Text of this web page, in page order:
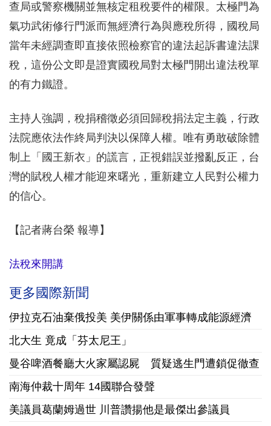
查局或警察機關並無核定租稅要件的權限。太極門為
氣功武術修行門派而無經濟行為與應稅所得，國稅局
當年未經調查即直接依照檢察官的違法起訴書違法課
稅，這份公文即是證實國稅局對太極門開出違法稅單
的有力鐵證。
主持人強調，稅捐稽徵必須回歸稅捐法定主義，行政
法院應依法作終局判決以保障人權。唯有勇敢破除體
制上「國王新衣」的謊言，正視錯誤並撥亂反正，台
灣的賦稅人權才能迎來曙光，重新建立人民對公權力
的信心。
【記者蔣台榮 報導】
法稅來開講
更多國際新聞
伊拉克石油棄俄投美 美伊關係由軍事轉成能源經濟
北大生 竟成「芬太尼王」
曼谷啤酒餐廳大火家屬認屍 質疑逃生門遭鎖促徹查
南海仲裁十周年 14國聯合發聲
美議員葛蘭姆過世 川普讚揚他是最傑出參議員